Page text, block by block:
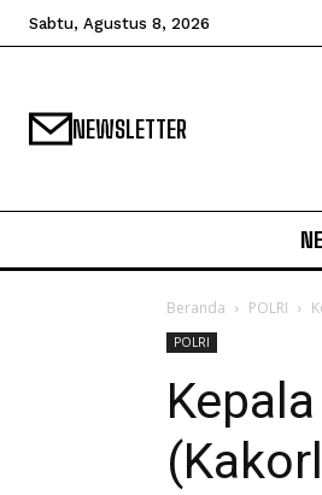
Sabtu, Agustus 8, 2026
NEWSLETTER
Beranda POLRI
POLRI